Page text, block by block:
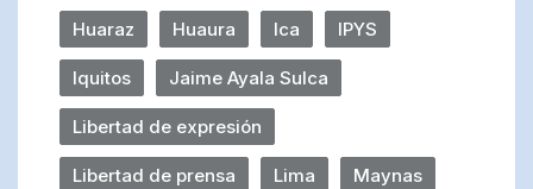
Huaraz Huaura Ica IPYS
Iquitos Jaime Ayala Sulca
Libertad de expresión
Libertad de prensa Lima Maynas